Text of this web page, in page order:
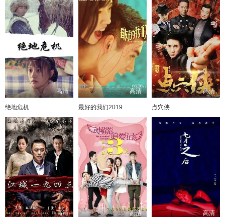
高清
绝地危机
高清
最好的我们2019
高清
点穴侠
高清 高清 高清